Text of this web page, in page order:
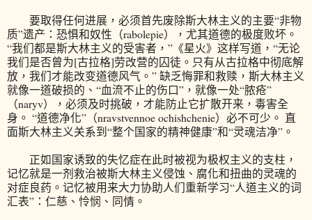
要取得任何进展，必须首先废除斯大林主义的主要“非物
质”遗产：恐惧和奴性（rabolepie），尤其道德的极度败坏。
“我们都是斯大林主义的受害者，”《星火》这样写道，“无论
我们是否曾为[古拉格]劳改营的囚徒。只有从古拉格中彻底解
放，我们才能改变道德风气。” 缺乏悔罪和救赎，斯大林主义
就像一道破损的、“血流不止的伤口”，就像一处“脓疮”
（naryv），必须及时挑破，才能防止它扩散开来，毒害全
身。 “道德净化”（nravstvennoe ochishchenie）必不可少。 直
面斯大林主义关系到“整个国家的精神健康”和“灵魂洁净”。
正如国家诱致的失忆症在此时被视为极权主义的支柱，
记忆就是一剂救治被斯大林主义侵蚀、腐化和扭曲的灵魂的
对症良药。记忆被用来大力协助人们重新学习“人道主义的词
汇表”：仁慈、怜悯、同情。